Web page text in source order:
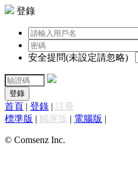
登錄
安全提問(未設定請忽略)
登錄
首頁 | 登錄 | 註冊
標準版 | 觸屏版 | 電腦版 |
© Comsenz Inc.